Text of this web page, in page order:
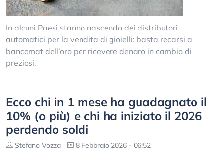
In alcuni Paesi stanno nascendo dei distributori
automatici per la vendita di gioielli: basta recarsi al
bancomat dell’oro per ricevere denaro in cambio di
preziosi.
Ecco chi in 1 mese ha guadagnato il
10% (o più) e chi ha iniziato il 2026
perdendo soldi
Stefano Vozza 8 Febbraio 2026 - 06:52